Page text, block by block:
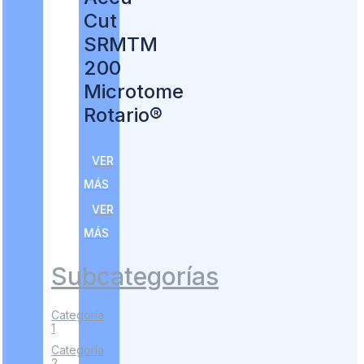
Cut
SRMTM
200
Microtome
Rotario®
VER
MÁS
VER
MÁS
Subcategorías
Categoría
1
Categoría